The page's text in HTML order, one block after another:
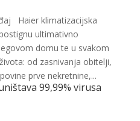
Haier klimatizacijska
ultimativno
domu te u svakom
od zasnivanja obitelji,
prve nekretnine,...
99,99% virusa